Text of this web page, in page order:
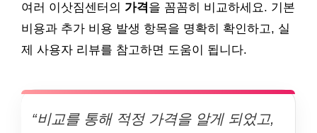
여러 이삿짐센터의 가격을 꼼꼼히 비교하세요. 기본
비용과 추가 비용 발생 항목을 명확히 확인하고, 실
제 사용자 리뷰를 참고하면 도움이 됩니다.
“비교를 통해 적정 가격을 알게 되었고,